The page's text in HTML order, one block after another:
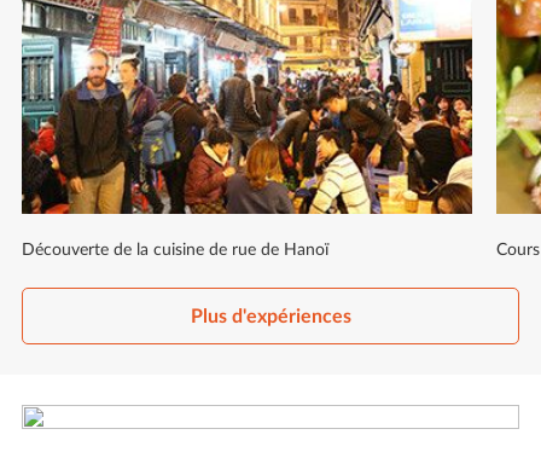
Découverte de la cuisine de rue de Hanoï
Plus d'expériences